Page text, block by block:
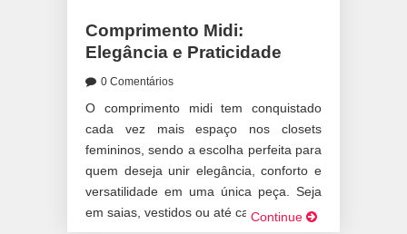
Comprimento Midi:
Elegância e Praticidade
0 Comentários
O comprimento midi tem conquistado
cada vez mais espaço nos closets
femininos, sendo a escolha perfeita para
quem deseja unir elegância, conforto e
versatilidade em uma única peça. Seja
em saias, vestidos ou até calças […]
Continue